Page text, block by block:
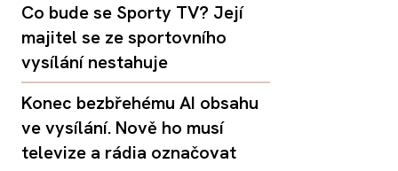
Co bude se Sporty TV? Její
majitel se ze sportovního
vysílání nestahuje
Konec bezbřehému AI obsahu
ve vysílání. Nově ho musí
televize a rádia označovat